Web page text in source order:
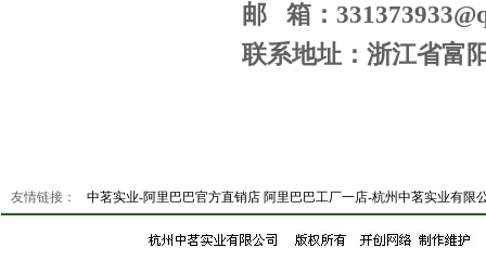
邮 箱：
联系地址：浙江省富
友情链接： 中茗实业-阿里巴巴官方直销店 阿里巴巴工厂一店-杭州中茗实业有限